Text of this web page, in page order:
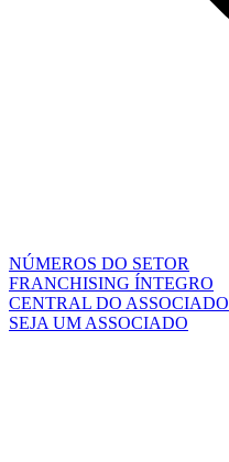
NÚMEROS DO SETOR
FRANCHISING ÍNTEGRO
CENTRAL DO ASSOCIADO
SEJA UM ASSOCIADO